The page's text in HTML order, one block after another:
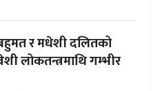
र मधेशी दलितको
लोकतन्त्रमाथि गम्भीर